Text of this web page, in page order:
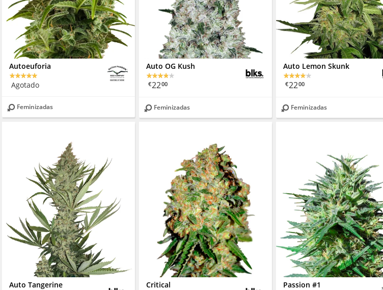
Autoeuforia
Agotado
Feminizadas
Auto OG Kush
€2200
Feminizadas
Auto Lemon Skunk
€2200
Feminizadas
Auto Tangerine Critical Passion #1